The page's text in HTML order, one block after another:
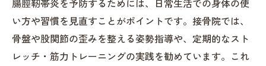
腸脛靭帯炎を予防するためには、日常生活での身体の使
い方や習慣を見直すことがポイントです。接骨院では、
骨盤や股関節の歪みを整える姿勢指導や、定期的なスト
レッチ・筋力トレーニングの実践を勧めています。これ